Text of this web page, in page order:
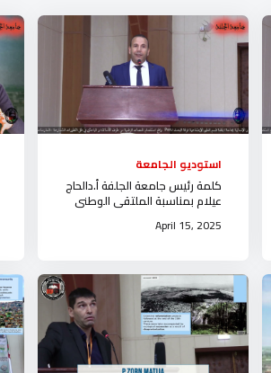
استوديو الجامعة
كلمة رئيس جامعة الجلفة أ.دالحاج
عيلام بمناسبة الملتقى الوطني
في الجزائر
April 15, 2025